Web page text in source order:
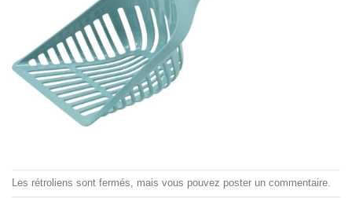
Les rétroliens sont fermés, mais vous pouvez poster un commentaire.